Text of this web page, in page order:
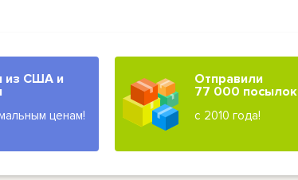
из США и
ценам!
Отправили
77 000 посылок
с 2010 года!